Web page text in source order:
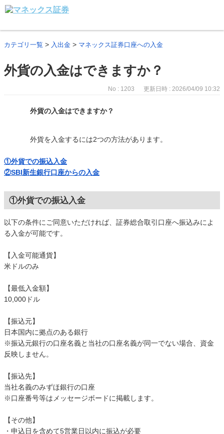
カテゴリ一覧 > 入出金 > マネックス証券口座への入金
外貨の入金はできますか？
No : 1203 更新日時 : 2026/04/09 10:32
外貨の入金はできますか？
外貨を入金するには2つの方法があります。
①外貨での振込入金
②SBI新生銀行口座からの入金
①外貨での振込入金
以下の条件にご同意いただければ、証券総合取引口座へ振込みによ
る入金が可能です。
【入金可能通貨】
米ドルのみ
【最低入金額】
10,000ドル
【振込元】
日本国内に拠点のある銀行
※振込元銀行の口座名義と当社の口座名義が同一でない場合、資金
反映しません。
【振込先】
当社名義のみずほ銀行の口座
※口座番号等はメッセージボードに掲載します。
【その他】
・申込日を含めて5営業日以内に振込が必要